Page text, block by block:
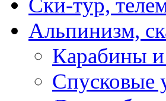
Ски-тур,
Альпинизм,
Карабины
Спусковые